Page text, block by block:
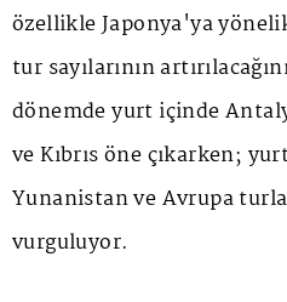
özellikle Japonya'ya
tur sayılarının
dönemde yurt içinde
ve Kıbrıs öne çıkarken;
Yunanistan ve Avrupa
vurguluyor.